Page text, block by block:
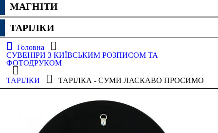
МАГНІТИ
ТАРІЛКИ
Головна
СУВЕНІРИ З КИЇВСЬКИМ РОЗПИСОМ ТА
ФОТОДРУКОМ
ТАРІЛКИ ТАРІЛКА - СУМИ ЛАСКАВО ПРОСИМО